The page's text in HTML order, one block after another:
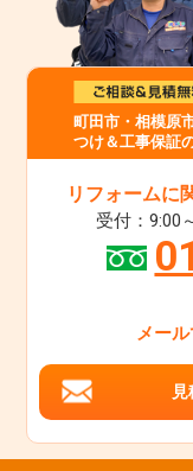
町田市・相模原
つけ＆工事保証
リフォームに
受付：9:00
メー